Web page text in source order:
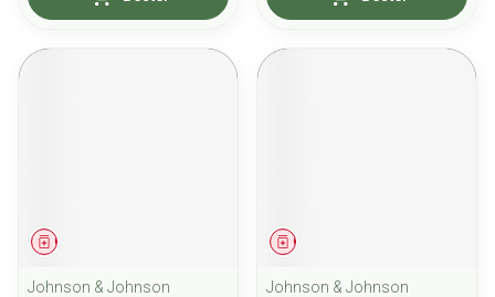
Geneesmiddel
Johnson & Johnson
Geneesmiddel
Johnson & Johnson